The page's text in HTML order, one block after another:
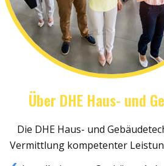
Über DHE Haus- und
Die DHE Haus- und
Vermittlung kompetenter